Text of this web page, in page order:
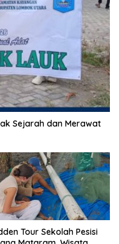
Sejarah dan Merawat
Tour Sekolah Pesisi